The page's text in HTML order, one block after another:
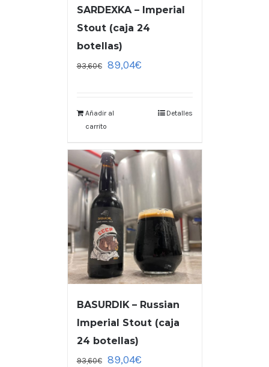
SARDEXKA – Imperial
Stout (caja 24
botellas)
93,60€ 89,04€
Añadir al
carrito
Detalles
BASURDIK – Russian
Imperial Stout (caja
24 botellas)
93,60€ 89,04€